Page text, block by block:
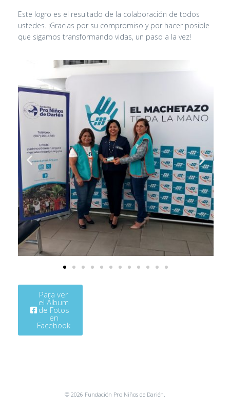
Este logro es el resultado de la colaboración de todos
ustedes. ¡Gracias por su compromiso y por hacer posible
que sigamos transformando vidas, un paso a la vez!
Para ver
el Álbum
de Fotos
en
Facebook
© 2026 Fundación Pro Niños de Darién.